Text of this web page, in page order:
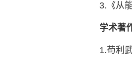
3.《从
学术著
1.苟利